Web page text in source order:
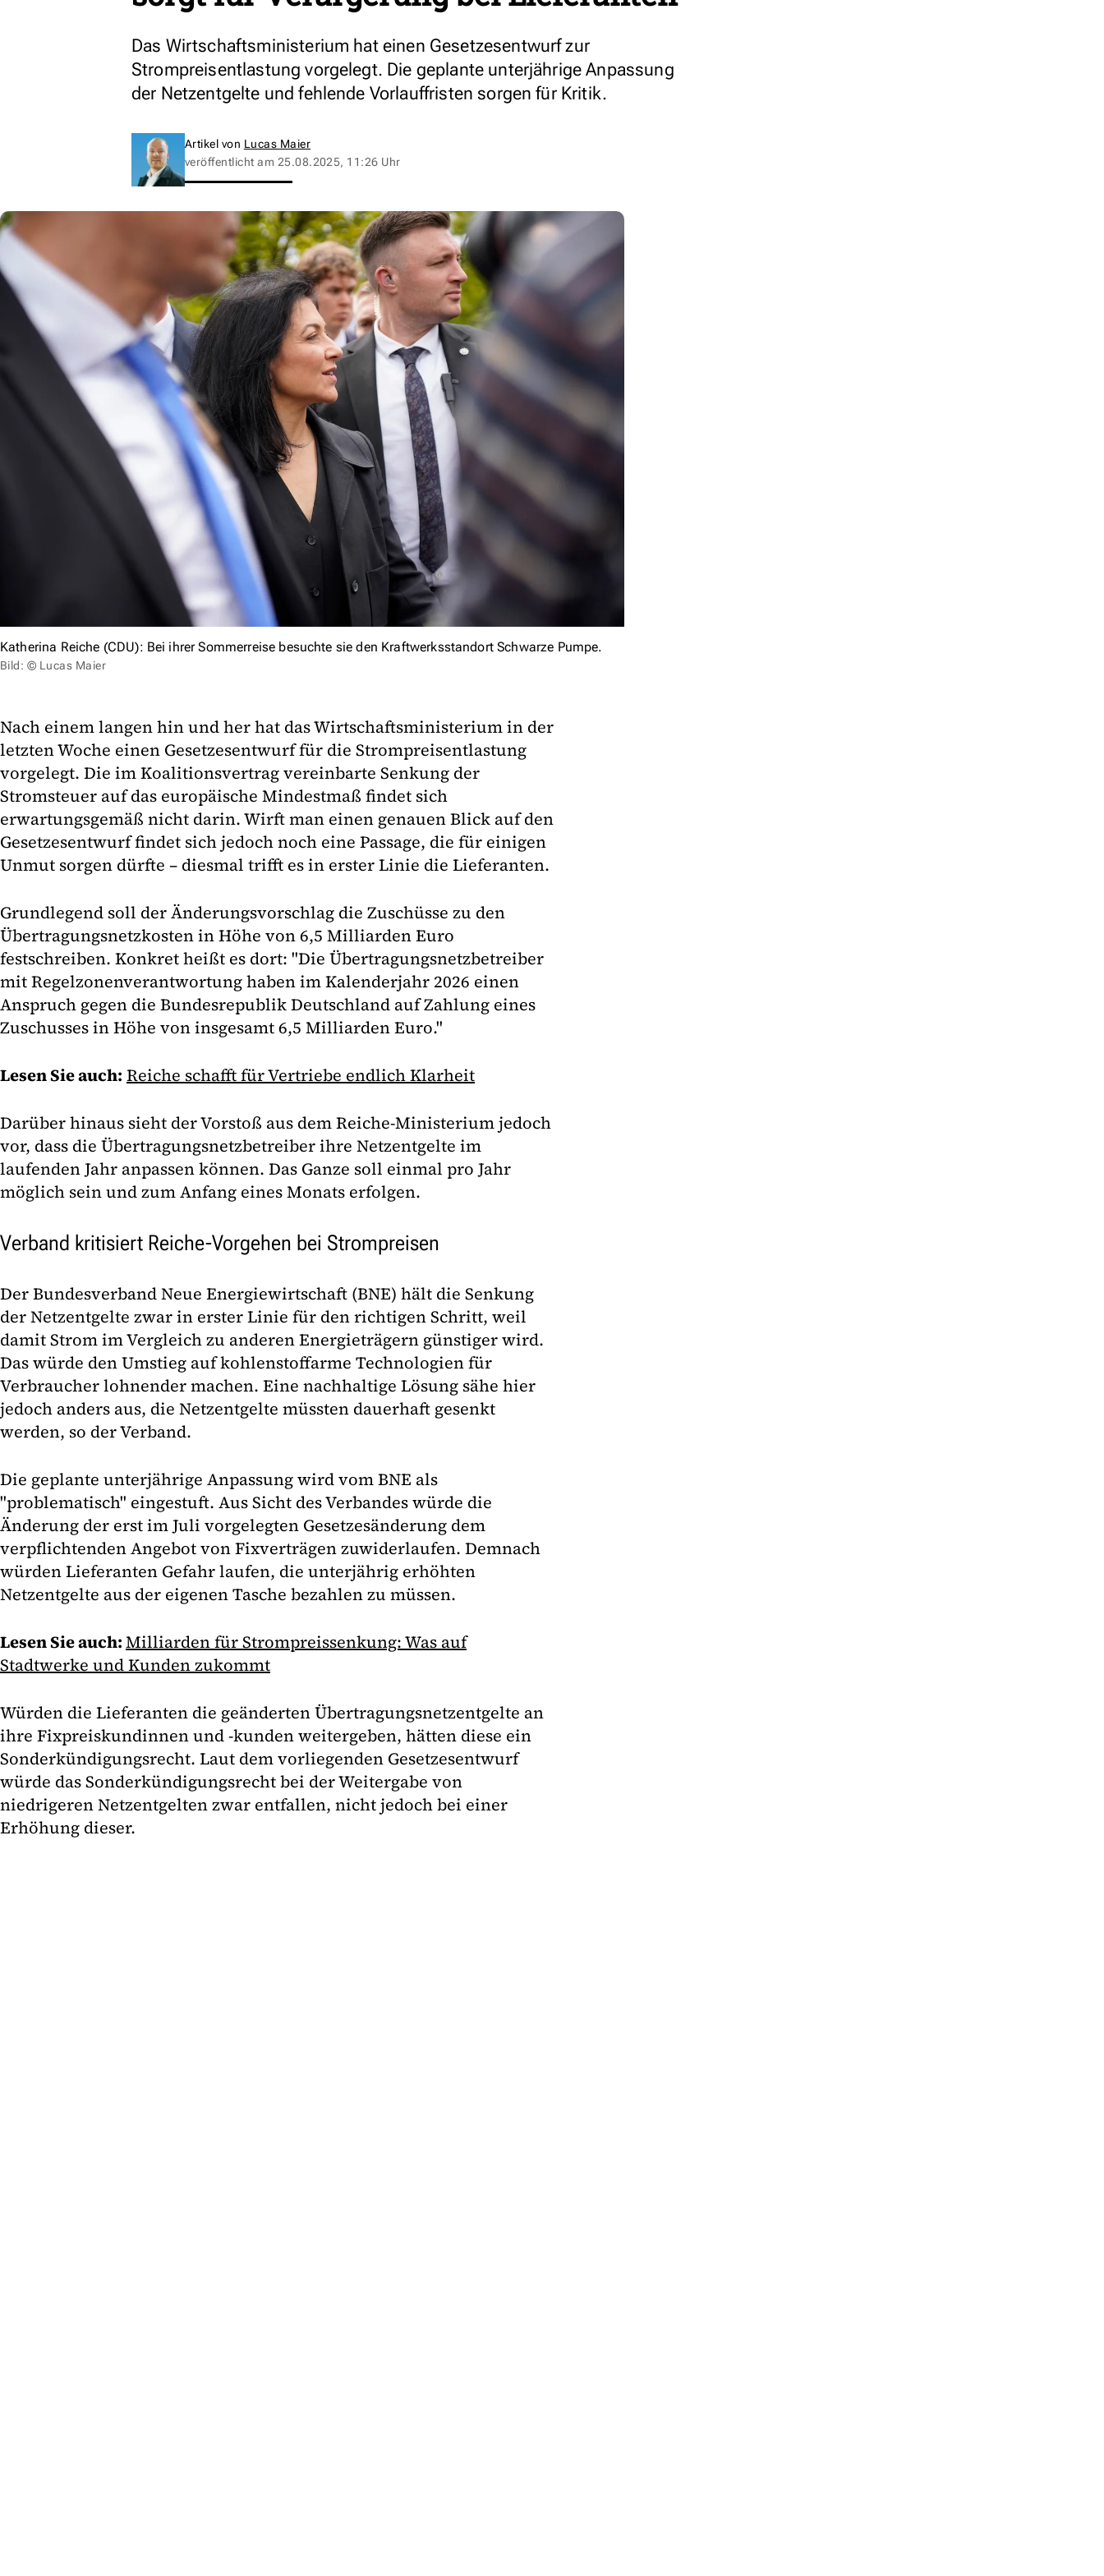
Das Wirtschaftsministerium hat einen Gesetzesentwurf zur
Strompreisentlastung vorgelegt. Die geplante unterjährige Anpassung
der Netzentgelte und fehlende Vorlauffristen sorgen für Kritik.
Artikel von Lucas Maier
veröffentlicht am 25.08.2025, 11:26 Uhr
Katherina Reiche (CDU): Bei ihrer Sommerreise besuchte sie den Kraftwerksstandort Schwarze Pumpe.
Bild: © Lucas Maier
Nach einem langen hin und her hat das Wirtschaftsministerium in der
letzten Woche einen Gesetzesentwurf für die Strompreisentlastung
vorgelegt. Die im Koalitionsvertrag vereinbarte Senkung der
Stromsteuer auf das europäische Mindestmaß findet sich
erwartungsgemäß nicht darin. Wirft man einen genauen Blick auf den
Gesetzesentwurf findet sich jedoch noch eine Passage, die für einigen
Unmut sorgen dürfte – diesmal trifft es in erster Linie die Lieferanten.
Grundlegend soll der Änderungsvorschlag die Zuschüsse zu den
Übertragungsnetzkosten in Höhe von 6,5 Milliarden Euro
festschreiben. Konkret heißt es dort: "Die Übertragungsnetzbetreiber
mit Regelzonenverantwortung haben im Kalenderjahr 2026 einen
Anspruch gegen die Bundesrepublik Deutschland auf Zahlung eines
Zuschusses in Höhe von insgesamt 6,5 Milliarden Euro."
Lesen Sie auch: Reiche schafft für Vertriebe endlich Klarheit
Darüber hinaus sieht der Vorstoß aus dem Reiche-Ministerium jedoch
vor, dass die Übertragungsnetzbetreiber ihre Netzentgelte im
laufenden Jahr anpassen können. Das Ganze soll einmal pro Jahr
möglich sein und zum Anfang eines Monats erfolgen.
Verband kritisiert Reiche-Vorgehen bei Strompreisen
Der Bundesverband Neue Energiewirtschaft (BNE) hält die Senkung
der Netzentgelte zwar in erster Linie für den richtigen Schritt, weil
damit Strom im Vergleich zu anderen Energieträgern günstiger wird.
Das würde den Umstieg auf kohlenstoffarme Technologien für
Verbraucher lohnender machen. Eine nachhaltige Lösung sähe hier
jedoch anders aus, die Netzentgelte müssten dauerhaft gesenkt
werden, so der Verband.
Die geplante unterjährige Anpassung wird vom BNE als
"problematisch" eingestuft. Aus Sicht des Verbandes würde die
Änderung der erst im Juli vorgelegten Gesetzesänderung dem
verpflichtenden Angebot von Fixverträgen zuwiderlaufen. Demnach
würden Lieferanten Gefahr laufen, die unterjährig erhöhten
Netzentgelte aus der eigenen Tasche bezahlen zu müssen.
Lesen Sie auch:Milliarden für Strompreissenkung: Was auf
Stadtwerke und Kunden zukommt
Würden die Lieferanten die geänderten Übertragungsnetzentgelte an
ihre Fixpreiskundinnen und -kunden weitergeben, hätten diese ein
Sonderkündigungsrecht. Laut dem vorliegenden Gesetzesentwurf
würde das Sonderkündigungsrecht bei der Weitergabe von
niedrigeren Netzentgelten zwar entfallen, nicht jedoch bei einer
Erhöhung dieser.